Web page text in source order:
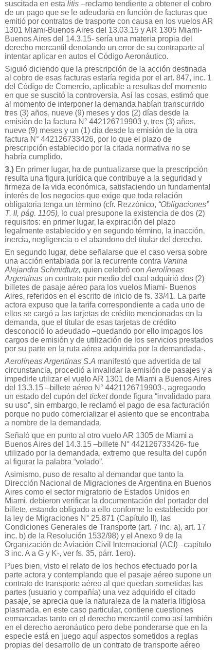
suscitada en esta litis –reclamo tendiente a obtener el cobro
de un pago que se le adeudaría en función de facturas que
emitió por contratos de trasporte con causa en los vuelos AR
1301 Miami-Buenos Aires del 13.03.15 y AR 1305 Miami-
Buenos Aires del 14.3.15- sería una materia propia del
derecho mercantil denotando un error de su contraparte al
intentar aplicar en autos el Código Aeronáutico.
Siguió diciendo que la prescripción de la acción destinada
al cobro de esas facturas estaría regida por el art. 847, inc. 1
del Código de Comercio, aplicable a resultas del momento
en que se suscitó la controversia. Así las cosas, estimó que
al momento de interponer la demanda habían transcurrido
tres (3) años, nueve (9) meses y dos (2) días desde la
emisión de la factura N° 442126719903 y, tres (3) años,
nueve (9) meses y un (1) día desde la emisión de la otra
factura N° 442126733426, por lo que el plazo de
prescripción establecido por la citada normativa no se
habría cumplido.
3.) En primer lugar, ha de puntualizarse que la prescripción
resulta una figura jurídica que contribuye a la seguridad y
firmeza de la vida económica, satisfaciendo un fundamental
interés de los negocios que exige que toda relación
obligatoria tenga un término (cfr. Rezzónico, “Obligaciones”
T. II, pág. 1105), lo cual presupone la existencia de dos (2)
requisitos: en primer lugar, la expiración del plazo
legalmente establecido y en segundo término, la inacción,
inercia, negligencia o el abandono del titular del derecho.
En segundo lugar, debe señalarse que el caso versa sobre
una acción entablada por la recurrente contra Vanina
Alejandra Schmidtutz, quien celebró con Aerolíneas
Argentinas un contrato por medio del cual adquirió dos (2)
billetes de pasaje aéreo para los vuelos Miami- Buenos
Aires, referidos en el escrito de inicio de fs. 33/41. La parte
actora expuso que la tarifa correspondiente a cada uno de
ellos se cargó a las tarjetas de crédito mencionadas en la
demanda, que el titular de esas tarjetas de crédito
desconoció lo adeudado –quedando por ello impagos los
cargos de emisión y de utilización de los servicios prestados
por su parte en la ruta aérea adquirida por la demandada-.
Aerolíneas Argentinas S.A manifestó que advertida de tal
circunstancia, procedió a invalidar la emisión de pasajes y a
impedirle utilizar el vuelo AR 1301 de Miami a Buenos Aires
del 13.3.15 –billete aéreo N° 4421126719903-, agregando
un estado del cupón del ticketdonde figura “invalidado para
su uso”, sin embargo, le reclamó el pago de esa facturación
porque no pudo comercializar el asiento que se encontraba
a nombre de la demandada.
Señaló que en punto al otro vuelo AR 1305 de Miami a
Buenos Aires del 14.3.15 –billete N° 442126733426- fue
utilizado por la demandada, extremo que resulta del cupón
al figurar la palabra “volado”.
Asimismo, puso de resalto al demandar que tanto la
Dirección Nacional de Migraciones de Argentina en Buenos
Aires como el sector migratorio de Estados Unidos en
Miami, debieron verificar la documentación del portador del
billete, estando obligado a ello conforme lo establecido por
la ley de Migraciones N° 25.871 (Capítulo II), las
Condiciones Generales de Transporte (art. 7 inc. a), art. 17
inc. b) de la Resolución 1532/98) y el Anexo 9 de la
Organización de Aviación Civil Internacional (ACI) –capítulo
3 inc. A a G y K-, ver fs. 35, párr. 1ero).
Pues bien, visto el relato de los hechos efectuado por la
parte actora y contemplando que el pasaje aéreo supone un
contrato de transporte aéreo al que quedan sometidas las
partes (usuario y compañía) una vez adquirido el citado
pasaje, se aprecia que la naturaleza de la materia litigiosa
plasmada, en este caso particular, contiene cuestiones
enmarcadas tanto en el derecho mercantil como así también
en el derecho aeronáutico pero debe ponderarse que en la
especie está en juego aquí aspectos sometidos a reglas
propias del desarrollo de un contrato de transporte aéreo